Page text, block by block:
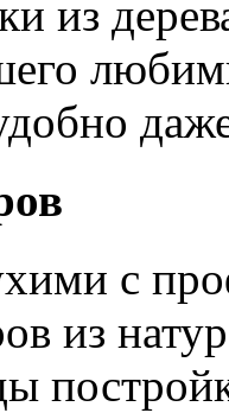
из
с
из